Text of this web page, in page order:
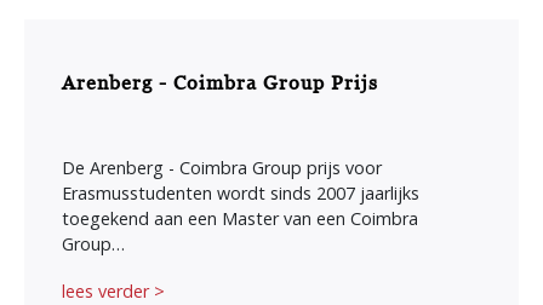
Arenberg - Coimbra Group Prijs
De Arenberg - Coimbra Group prijs voor
Erasmusstudenten wordt sinds 2007 jaarlijks
toegekend aan een Master van een Coimbra
Group…
lees verder >